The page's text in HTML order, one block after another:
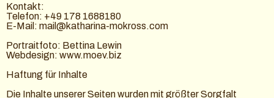
Kontakt:
Telefon: +49 178 1688180
E-Mail: mail@katharina-mokross.com
Portraitfoto: Bettina Lewin
Webdesign: www.moev.biz
Haftung für Inhalte
Die Inhalte unserer Seiten wurden mit größter Sorgfalt